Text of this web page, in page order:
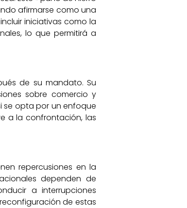
afirmarse como una
iniciativas como la
lo que permitirá a
de su mandato. Su
sobre comercio y
se opta por un enfoque
a la confrontación, las
repercusiones en la
dependen de
a interrupciones
de estas